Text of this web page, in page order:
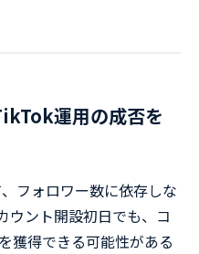
運用の成否を
フォロワー数に依存しな
ウント開設初日でも、コ
獲得できる可能性がある